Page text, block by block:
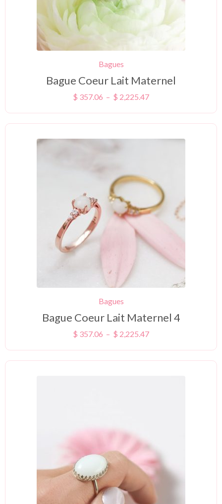
Bagues
Bague Coeur Lait Maternel
$ 357.06 – $ 2,225.47
Bagues
Bague Coeur Lait Maternel 4
$ 357.06 – $ 2,225.47